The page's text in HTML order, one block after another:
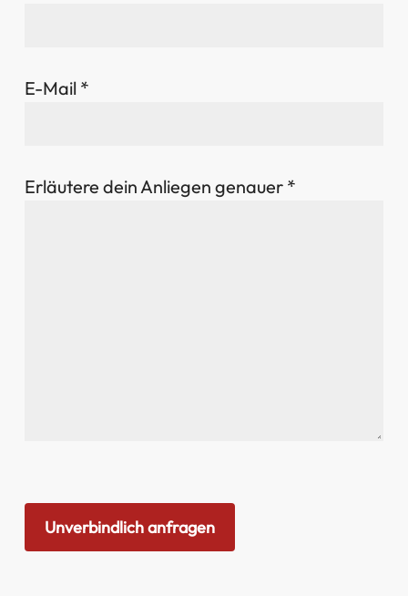
E-Mail *
Erläutere dein Anliegen genauer *